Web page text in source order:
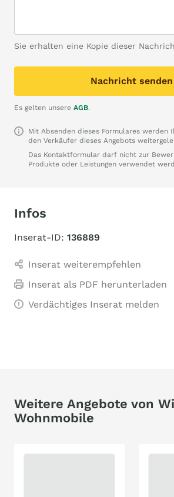
Sie erhalten eine Kopie dieser
Nachricht senden
Es gelten unsere AGB.
Mit Absenden dieses Formulares werden
den Verkäufer dieses Angebots
Das Kontaktformular darf nicht zur
Produkte oder Leistungen verwendet
Infos
Inserat-ID: 136889
Inserat weiterempfehlen
Inserat als PDF herunterladen
Verdächtiges Inserat melden
Weitere Angebote von
Wohnmobile